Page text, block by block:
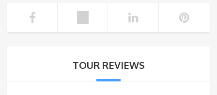
TOUR REVIEWS